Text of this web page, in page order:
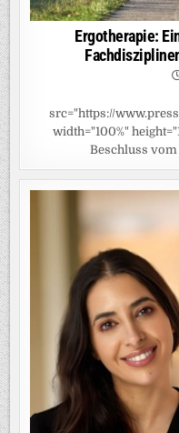
Ergotherapie:
src="https://
width="100%"
Beschluss vom